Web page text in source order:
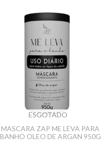
ESGOTADO
MASCARA ZAP ME LEVA PARA
BANHO OLEO DE ARGAN 950G